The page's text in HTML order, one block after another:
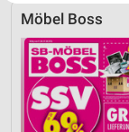
Möbel Boss
Website/App.
Wir nutzen Ihre Daten
IAB-
Speichern von
auf einem